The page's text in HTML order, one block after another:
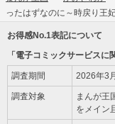
ったはずなのに～時戻り王
お得感No.1表記について
「電子コミックサービスに
調査期間 2026年3
調査対象
まんが王
をメイン